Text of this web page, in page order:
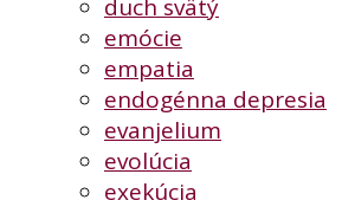
duch svätý
emócie
empatia
endogénna depresia
evanjelium
evolúcia
exekúcia